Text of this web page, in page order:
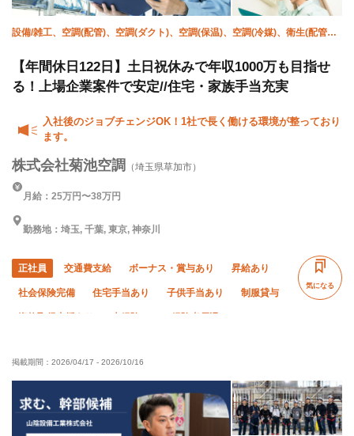
設備/雑工、空調(配管)、空調(ダクト)、空調(保温)、空調(冷媒)、衛生(配管
【年間休日122日】土日祝休みで年収1000万も目指せ
る！上場企業案件で安定//住宅・家族手当充実
入社後のジョブチェンジOK！1社で長く働ける環境が整っており
ます。
株式会社菊池空調 （埼玉県草加市）
月給：25万円〜38万円
勤務地：埼玉, 千葉, 東京, 神奈川
正社員 交通費支給 ボーナス・賞与あり 昇給あり
社会保険完備 住宅手当あり 子供手当あり 制服貸与
資格取得支援あり 未経験OK 経験者優遇
完全週休二日制 土日休み
気になる
掲載期間： 2026/04/17 - 2026/10/16